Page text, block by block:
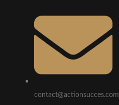
contact@actionsucces.com